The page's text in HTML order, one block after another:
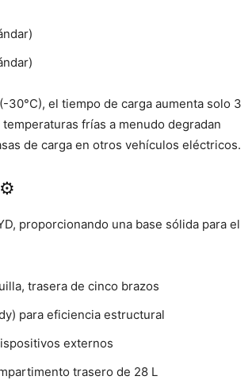
el tiempo de carga aumenta solo 3
frías a menudo degradan
de carga en otros vehículos eléctricos.
proporcionando una base sólida para el
trasera de cinco brazos
para eficiencia estructural
externos
trasero de 28 L